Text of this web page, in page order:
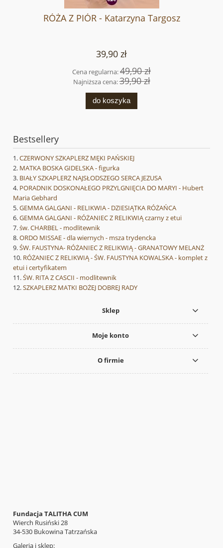
RÓŻA Z PIÓR - Katarzyna Targosz
39,90 zł
Cena regularna:49,90 zł
Najniższa cena:39,90 zł
do koszyka
Bestsellery
CZERWONY SZKAPLERZ MĘKI PAŃSKIEJ
MATKA BOSKA GIDELSKA - figurka
BIAŁY SZKAPLERZ NAJSŁODSZEGO SERCA JEZUSA
PORADNIK DOSKONAŁEGO PRZYLGNIĘCIA DO MARYI - Hubert
Maria Gebhard
GEMMA GALGANI - RELIKWIA - DZIESIĄTKA RÓŻAŃCA
GEMMA GALGANI - RÓŻANIEC Z RELIKWIĄ czarny z etui
św. CHARBEL - modlitewnik
ORDO MISSAE - dla wiernych - msza trydencka
ŚW. FAUSTYNA- RÓŻANIEC Z RELIKWIĄ - GRANATOWY MELANŻ
RÓŻANIEC Z RELIKWIĄ - ŚW. FAUSTYNA KOWALSKA - komplet z
etui i certyfikatem
ŚW. RITA Z CASCII - modlitewnik
SZKAPLERZ MATKI BOŻEJ DOBREJ RADY
Sklep
Moje konto
O firmie
Fundacja TALITHA CUM
Wierch Rusiński 28
34-530 Bukowina Tatrzańska
Galeria i sklep: